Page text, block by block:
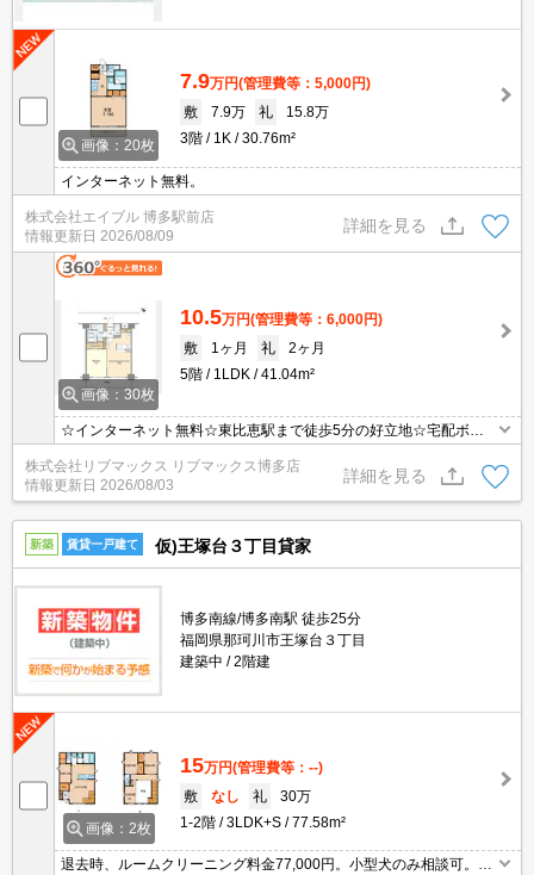
画像：20枚
7.9万円(管理費等：5,000円)
敷
7.9万 礼
15.8万
3階
1K 30.76m²
インターネット無料。
株式会社エイブル 博多駅前店
情報更新日 2026/08/09
詳細を見る
画像：30枚
10.5万円(管理費等：6,000円)
敷
1ヶ月 礼
2ヶ月
5階
1LDK 41.04m²
☆インターネット無料☆東比恵駅まで徒歩5分の好立地☆宅配ボッ
クス完備☆追い炊き・浴室乾燥機能付きで設備充実☆
株式会社リブマックス リブマックス博多店
情報更新日 2026/08/03
詳細を見る
新築 賃貸一戸建て 仮)王塚台３丁目貸家
博多南線/博多南駅 徒歩25分
福岡県那珂川市王塚台３丁目
建築中
2階建
画像：2枚
15万円(管理費等：--)
敷
なし 礼
30万
1-2階
3LDK+S 77.58m²
退去時、ルームクリーニング料金77,000円。小型犬のみ相談可。フ